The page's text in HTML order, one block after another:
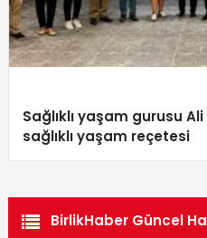
Sağlıklı yaşam gurusu Ali
sağlıklı yaşam reçetesi
BirlikHaber Güncel